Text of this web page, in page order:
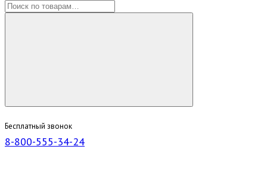
Бесплатный звонок
8-800-555-34-24